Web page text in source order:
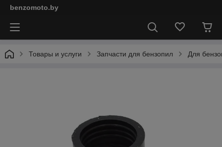
benzomoto.by
Товары и услуги Запчасти для бензопил Для